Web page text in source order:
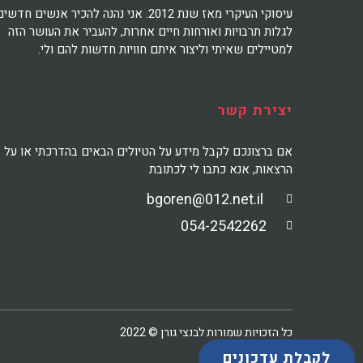
עיסוקי העיקרי מאז שנת 2012. אני נהנה להכיר אנשים
לגלות תרבויות ואורחות חיים אחרות, להעביר את העושר הזה
למטיילים שאיתי וליצור איתם חוויות חדשות להם ולי.
יצירת קשר
אם ברצונכם לקבל מידע על הטיולים הבאים בהדרכתי או על
הרצאות, אנא כתבו לי לכתובת
054-2542262
כל הזכויות שמורות לבנצי גורן © 2022
לקבלת עדכונים